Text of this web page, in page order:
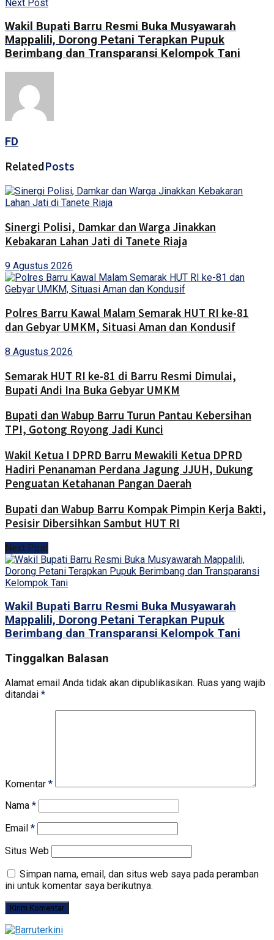
Next Post
Wakil Bupati Barru Resmi Buka Musyawarah
Mappalili, Dorong Petani Terapkan Pupuk
Berimbang dan Transparansi Kelompok Tani
FD
RelatedPosts
Sinergi Polisi, Damkar dan Warga Jinakkan
Kebakaran Lahan Jati di Tanete Riaja
9 Agustus 2026
Polres Barru Kawal Malam Semarak HUT RI ke-81
dan Gebyar UMKM, Situasi Aman dan Kondusif
8 Agustus 2026
Semarak HUT RI ke-81 di Barru Resmi Dimulai,
Bupati Andi Ina Buka Gebyar UMKM
Bupati dan Wabup Barru Turun Pantau Kebersihan
TPI, Gotong Royong Jadi Kunci
Wakil Ketua I DPRD Barru Mewakili Ketua DPRD
Hadiri Penanaman Perdana Jagung JJUH, Dukung
Penguatan Ketahanan Pangan Daerah
Bupati dan Wabup Barru Kompak Pimpin Kerja Bakti,
Pesisir Dibersihkan Sambut HUT RI
Next Post
Wakil Bupati Barru Resmi Buka Musyawarah
Mappalili, Dorong Petani Terapkan Pupuk
Berimbang dan Transparansi Kelompok Tani
Tinggalkan Balasan
Alamat email Anda tidak akan dipublikasikan. Ruas yang wajib
ditandai *
Komentar *
Nama *
Email *
Situs Web
Simpan nama, email, dan situs web saya pada peramban
ini untuk komentar saya berikutnya.